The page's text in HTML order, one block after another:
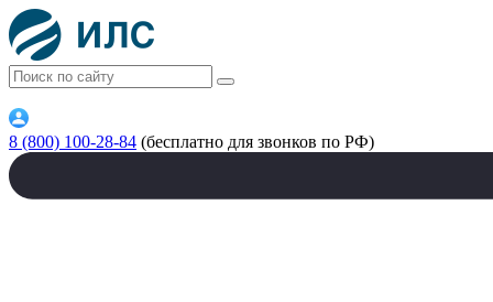
8 (800) 100-28-84 (бесплатно для звонков по РФ)